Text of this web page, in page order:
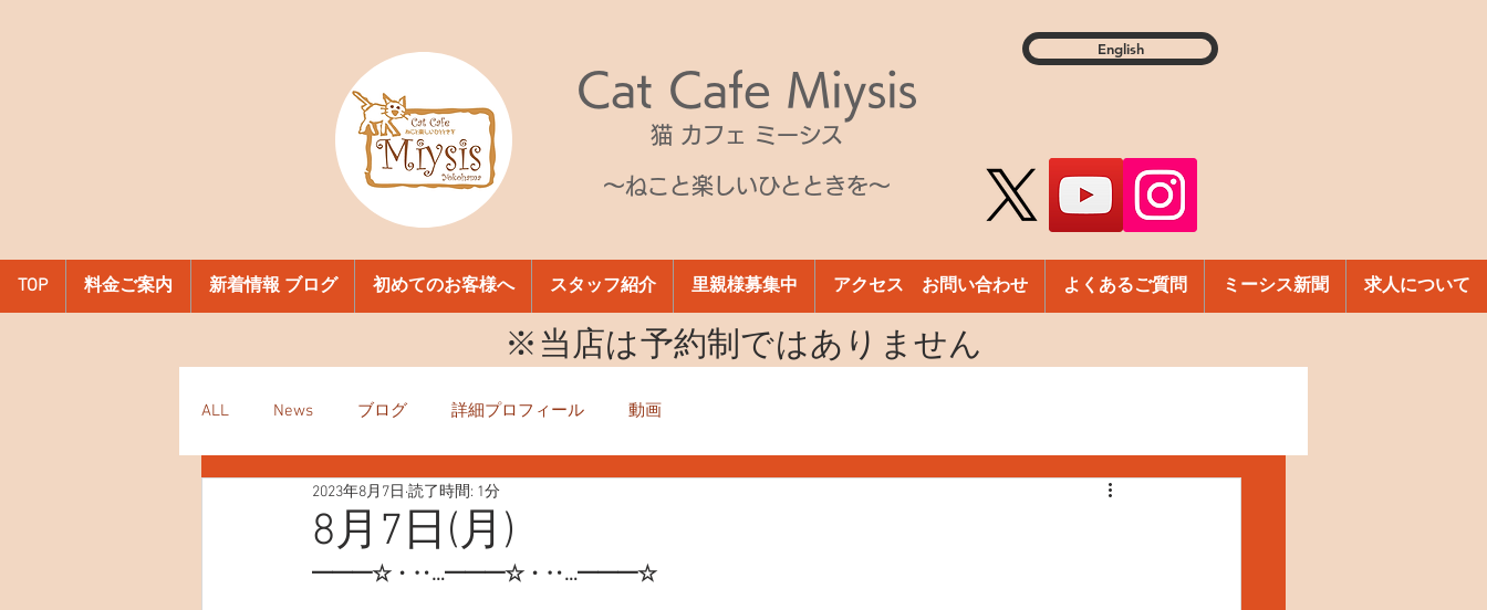
Cat Cafe Miysis
猫 カフェ ミーシス
～ねこと楽しいひとときを～
English
TOP 料金ご案内 新着情報 ブログ 初めてのお客様へ スタッフ紹介 里親様募集中 アクセス お問い合わせ よくあるご質問 ミーシス新聞 求人について
​※当店は予約制ではありません
ALL News ブログ 詳細プロフィール 動画
8月7日(月)
2023年8月7日 読了時間: 1分
━━━☆・‥…━━━☆・‥…━━━☆